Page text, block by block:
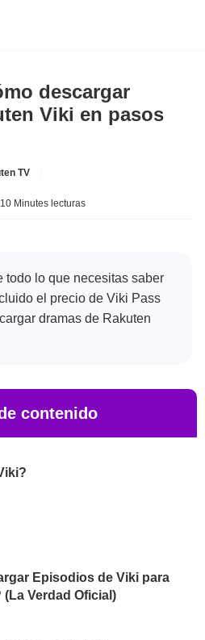
descargar
Viki en pasos
TV
10 Minutes lecturas
todo lo que necesitas saber
el precio de Viki Pass
dramas de Rakuten
contenido
Episodios de Viki para
Verdad Oficial)